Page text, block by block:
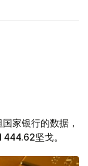
家银行的数据，
坚戈。